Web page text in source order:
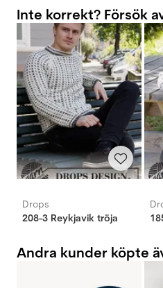
Inte korrekt? Försök
Drops
208-3 Reykjavik tröja
Andra kunder köpte